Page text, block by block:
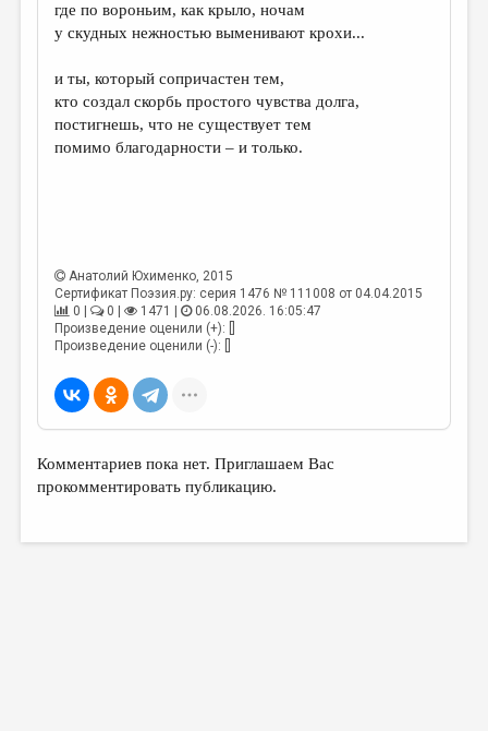
ОБЗОР ЛИТЕРАТУРЫ
ОБЪЯВЛЕНИЯ
КОЛОНКА РЕДАКТОРА
ЭССЕИСТИКА
ЛИТЕРАТУРОВЕДЕНИЕ
ПУБЛИЦИСТИКА
ЦИКЛЫ ПУБЛИКАЦИЙ
где по вороньим, как крыло, ночам
у скудных нежностью выменивают крохи...
и ты, который сопричастен тем,
кто создал скорбь простого чувства долга,
постигнешь, что не существует тем
помимо благодарности – и только.
Анатолий Юхименко, 2015
Сертификат Поэзия.ру: серия 1476 № 111008 от 04.04.2015
0 |
0 | 1471 |
06.08.2026. 16:05:47
Произведение оценили (+): []
Произведение оценили (-): []
Комментариев пока нет. Приглашаем Вас
прокомментировать публикацию.